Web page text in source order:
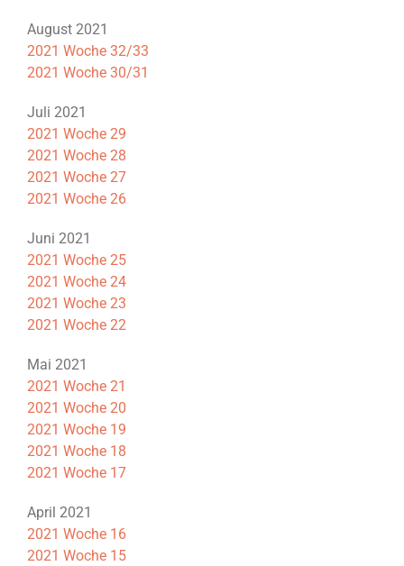
August 2021
2021 Woche 32/33
2021 Woche 30/31
Juli 2021
2021 Woche 29
2021 Woche 28
2021 Woche 27
2021 Woche 26
Juni 2021
2021 Woche 25
2021 Woche 24
2021 Woche 23
2021 Woche 22
Mai 2021
2021 Woche 21
2021 Woche 20
2021 Woche 19
2021 Woche 18
2021 Woche 17
April 2021
2021 Woche 16
2021 Woche 15